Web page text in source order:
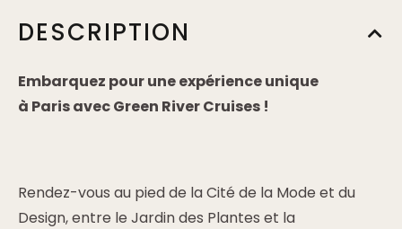
DESCRIPTION
Embarquez pour une expérience unique
à Paris avec Green River Cruises !
Rendez-vous au pied de la Cité de la Mode et du
Design, entre le Jardin des Plantes et la